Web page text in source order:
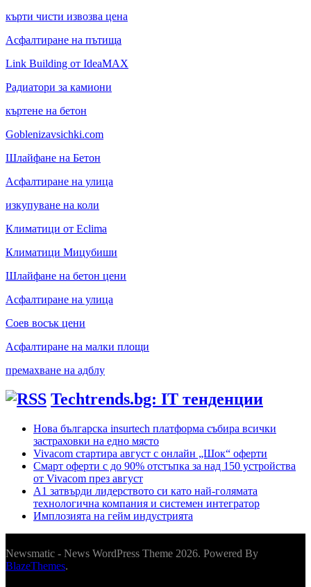
кърти чисти извозва цена
Асфалтиране на пътища
Link Building от IdeaMAX
Радиатори за камиони
къртене на бетон
Goblenizavsichki.com
Шлайфане на Бетон
Асфалтиране на улица
изкупуване на коли
Климатици от Eclima
Климатици Мицубиши
Шлайфане на бетон цени
Асфалтиране на улица
Соев восък цени
Асфалтиране на малки площи
премахване на адблу
Techtrends.bg: IT тенденции
Нова българска insurtech платформа събира всички
застраховки на едно място
Vivacom стартира август с онлайн „Шок“ оферти
Смарт оферти с до 90% отстъпка за над 150 устройства
от Vivacom през август
А1 затвърди лидерството си като най-голямата
технологична компания и системен интегратор
Имплозията на гейм индустрията
Newsmatic - News WordPress Theme 2026. Powered By
BlazeThemes.